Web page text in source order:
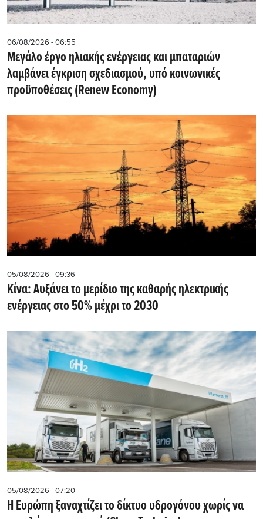
06/08/2026 - 06:55
Μεγάλο έργο ηλιακής ενέργειας και μπαταριών
λαμβάνει έγκριση σχεδιασμού, υπό κοινωνικές
προϋποθέσεις (Renew Economy)
05/08/2026 - 09:36
Κίνα: Αυξάνει το μερίδιο της καθαρής ηλεκτρικής
ενέργειας στο 50% μέχρι το 2030
05/08/2026 - 07:20
Η Ευρώπη ξαναχτίζει το δίκτυο υδρογόνου χωρίς να